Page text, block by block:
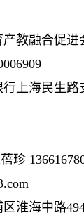
教融合促进
上海民生路
珍
淮海中路